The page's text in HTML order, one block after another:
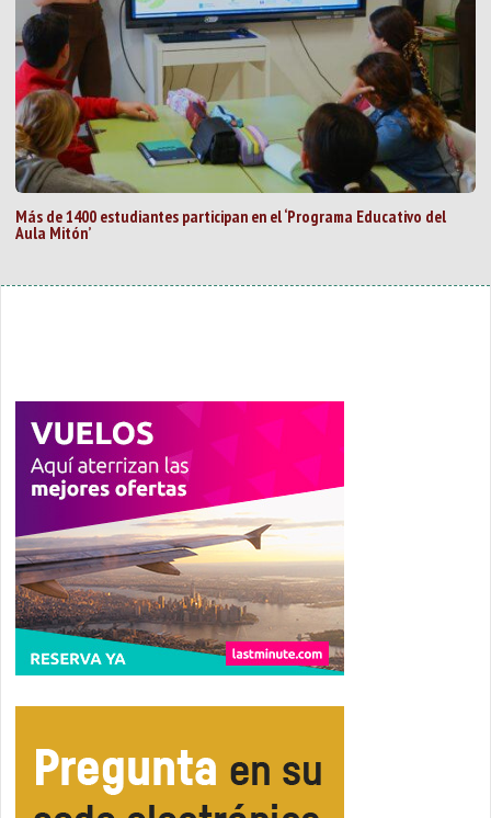
Más de 1400 estudiantes participan en el ‘Programa Educativo del
Aula Mitón’